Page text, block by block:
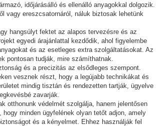
időjárásálló és ellenálló anyagokkal dolgozik.
vagy ereszcsatornáról, náluk biztosak lehetünk
hangsúlyt fektet az alapos tervezésre és az
egyedi árajánlattal kezdődik, ahol figyelembe
és az esetleges extra szolgáltatásokat. Az
pontosan tudják, mire számíthatnak.
és a precizitás az elsődleges szempont.
vesznek részt, hogy a legújabb technikákat és
mindig tisztán és rendezetten tartják, ügyelve
zavarják.
otthonunk védelmét szolgálja, hanem jelentősen
minden ügyfelének olyan tetőt adjon, amely
és a kényelmet. Ehhez használják fel